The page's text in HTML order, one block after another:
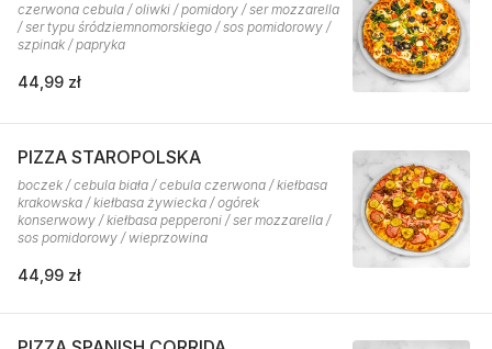
czerwona cebula / oliwki / pomidory / ser mozzarella
/ ser typu śródziemnomorskiego / sos pomidorowy /
szpinak / papryka
44,99 zł
PIZZA STAROPOLSKA
boczek / cebula biała / cebula czerwona / kiełbasa
krakowska / kiełbasa żywiecka / ogórek
konserwowy / kiełbasa pepperoni / ser mozzarella /
sos pomidorowy / wieprzowina
44,99 zł